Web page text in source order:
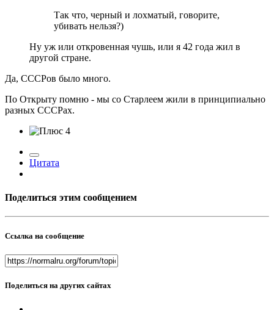
Так что, черный и лохматый, говорите,
убивать нельзя?)
Ну уж или откровенная чушь, или я 42 года жил в
другой стране.
Да, СССРов было много.
По Открыту помню - мы со Старлеем жили в принципиально
разных СССРах.
4
Цитата
Поделиться этим сообщением
Ссылка на сообщение
Поделиться на других сайтах